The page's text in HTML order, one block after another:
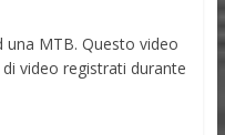
una MTB. Questo video
di video registrati durante